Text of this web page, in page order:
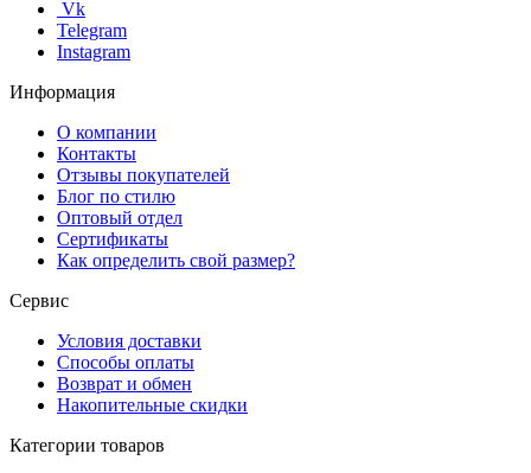
Vk
Telegram
Instagram
Информация
О компании
Контакты
Отзывы покупателей
Блог по стилю
Оптовый отдел
Сертификаты
Как определить свой размер?
Сервис
Условия доставки
Способы оплаты
Возврат и обмен
Накопительные скидки
Категории товаров